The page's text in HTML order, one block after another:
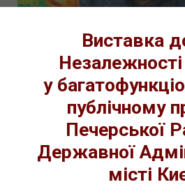
Виставка
Незалежності
у
публічному
Печерської
Державної
місті